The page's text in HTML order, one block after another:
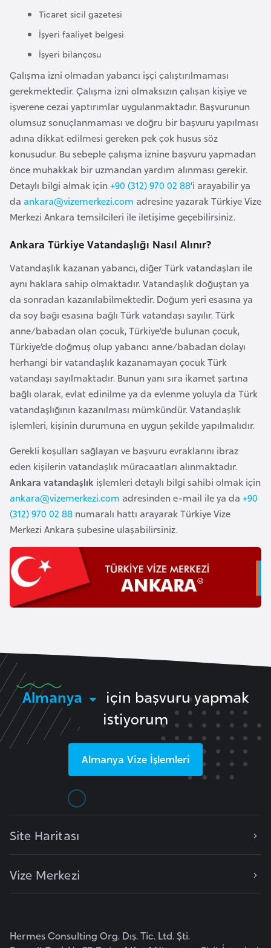
Ticaret sicil gazetesi
İşyeri faaliyet belgesi
İşyeri bilançosu
Çalışma izni olmadan yabancı işçi çalıştırılmaması
gerekmektedir. Çalışma izni olmaksızın çalışan kişiye ve
işverene cezai yaptırımlar uygulanmaktadır. Başvurunun
olumsuz sonuçlanmaması ve doğru bir başvuru yapılması
adına dikkat edilmesi gereken pek çok husus söz
konusudur. Bu sebeple çalışma iznine başvuru yapmadan
önce muhakkak bir uzmandan yardım alınması gerekir.
Detaylı bilgi almak için+90 (312) 970 02 88’i arayabilir ya
da ankara@vizemerkezi.com adresine yazarak Türkiye Vize
Merkezi Ankara temsilcileri ile iletişime geçebilirsiniz.
Ankara Türkiye Vatandaşlığı Nasıl Alınır?
Vatandaşlık kazanan yabancı, diğer Türk vatandaşları ile
aynı haklara sahip olmaktadır. Vatandaşlık doğuştan ya
da sonradan kazanılabilmektedir. Doğum yeri esasına ya
da soy bağı esasına bağlı Türk vatandaşı sayılır. Türk
anne/babadan olan çocuk, Türkiye’de bulunan çocuk,
Türkiye’de doğmuş olup yabancı anne/babadan dolayı
herhangi bir vatandaşlık kazanamayan çocuk Türk
vatandaşı sayılmaktadır. Bunun yanı sıra ikamet şartına
bağlı olarak, evlat edinilme ya da evlenme yoluyla da Türk
vatandaşlığının kazanılması mümkündür. Vatandaşlık
işlemleri, kişinin durumuna en uygun şekilde yapılmalıdır.
Gerekli koşulları sağlayan ve başvuru evraklarını ibraz
eden kişilerin vatandaşlık müracaatları alınmaktadır.
Ankara vatandaşlık işlemleri detaylı bilgi sahibi olmak için
ankara@vizemerkezi.com adresinden e-mail ile ya da +90
(312) 970 02 88 numaralı hattı arayarak Türkiye Vize
Merkezi Ankara şubesine ulaşabilirsiniz.
Almanya
için başvuru yapmak
istiyorum
Almanya Vize İşlemleri
Site Haritası
Vize Merkezi
Hermes Consulting Org. Dış. Tic. Ltd. Şti.
e
B
i
s
s
a
u
G
i
e
G
r
e
n
a
d
a
G
ü
n
e
y
K
o
r
G
n
S
u
d
a
n
a
H
i